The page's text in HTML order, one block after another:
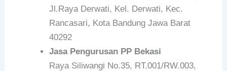
Jl.Raya Derwati, Kel. Derwati, Kec.
Rancasari, Kota Bandung Jawa Barat
40292
Jasa Pengurusan PP Bekasi
Raya Siliwangi No.35, RT.001/RW.003,